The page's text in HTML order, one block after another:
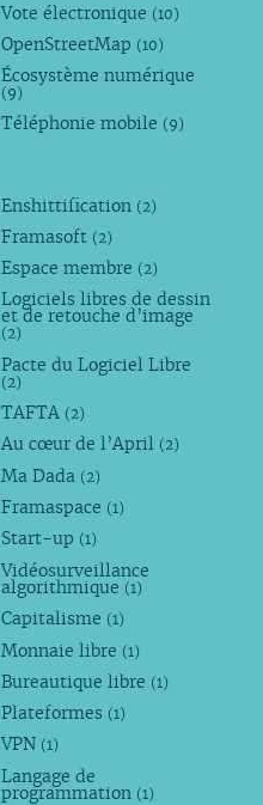
Vote électronique (10)
OpenStreetMap (10)
Écosystème numérique
(9)
Téléphonie mobile (9)
Enshittification (2)
Framasoft (2)
Espace membre (2)
Logiciels libres de dessin
et de retouche d’image
(2)
Pacte du Logiciel Libre
(2)
TAFTA (2)
Au cœur de l’April (2)
Ma Dada (2)
Framaspace (1)
Start-up (1)
Vidéosurveillance
algorithmique (1)
Capitalisme (1)
Monnaie libre (1)
Bureautique libre (1)
Plateformes (1)
VPN (1)
Langage de
programmation (1)